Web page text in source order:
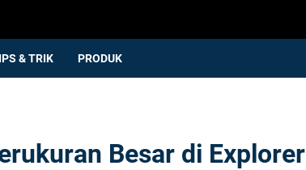
& TRIK PRODUK
Besar di Explorer